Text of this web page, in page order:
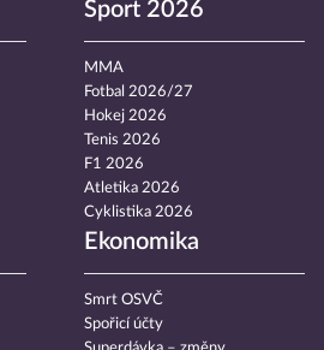
Sport 2026
MMA
Fotbal 2026/27
Hokej 2026
Tenis 2026
F1 2026
Atletika 2026
Cyklistika 2026
Ekonomika
Smrt OSVČ
Spořicí účty